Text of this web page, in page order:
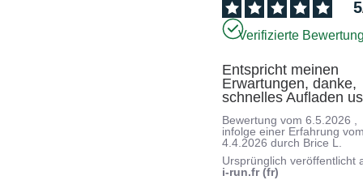
5
Verifizierte
Entspricht meinen
Erwartungen, danke,
schnelles Aufladen
Bewertung vom6.5.2026
infolge einer Erfahrung
4.4.2026 durch Brice L.
Ursprünglich veröffentlicht
i-run.fr (fr)